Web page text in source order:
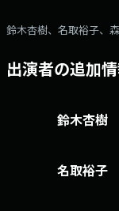
鈴木杏樹、名取裕子、
出演者の追加
鈴木杏樹
名取裕子